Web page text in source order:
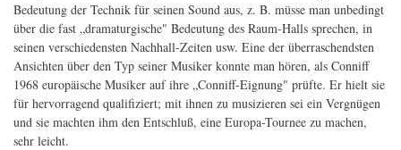
Bedeutung der Technik für seinen Sound aus, z. B. müsse man unbedingt
über die fast „dramaturgische" Bedeutung des Raum-Halls sprechen, in
seinen verschiedensten Nachhall-Zeiten usw. Eine der überraschendsten
Ansichten über den Typ seiner Musiker konnte man hören, als Conniff
1968 europäische Musiker auf ihre „Conniff-Eignung" prüfte. Er hielt sie
für hervorragend qualifiziert; mit ihnen zu musizieren sei ein Vergnügen
und sie machten ihm den Entschluß, eine Europa-Tournee zu machen,
sehr leicht.